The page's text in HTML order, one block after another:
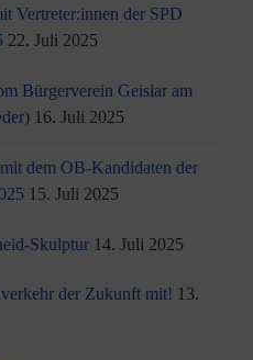
Vertreter:innen der SPD
22. Juli 2025
Bürgerverein Geislar am
16. Juli 2025
dem OB-Kandidaten der
15. Juli 2025
Skulptur 14. Juli 2025
der Zukunft mit! 13.